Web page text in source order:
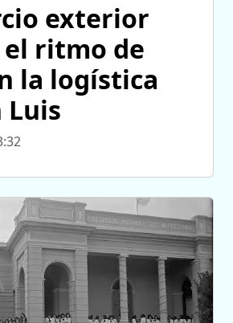
exterior
el ritmo de
la logística
Luis